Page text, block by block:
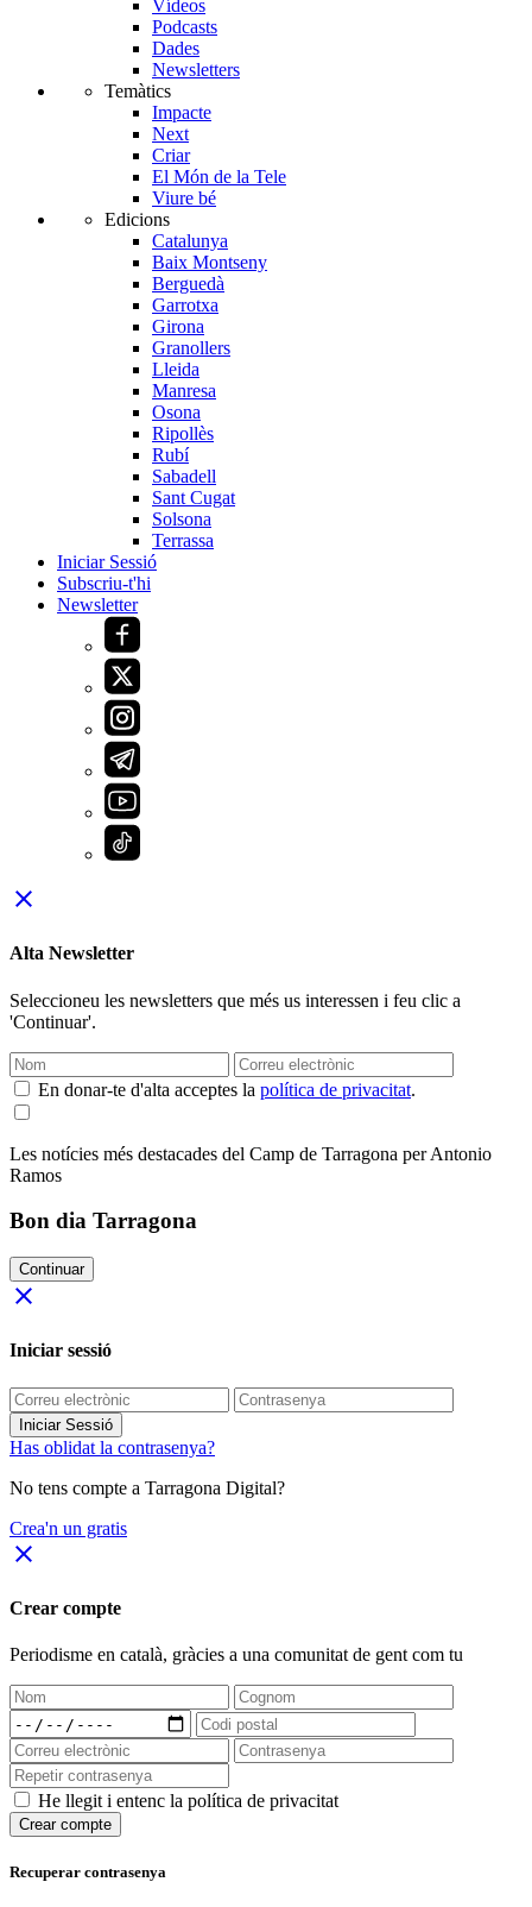
Vídeos
Podcasts
Dades
Newsletters
Temàtics
Impacte
Next
Criar
El Món de la Tele
Viure bé
Edicions
Catalunya
Baix Montseny
Berguedà
Garrotxa
Girona
Granollers
Lleida
Manresa
Osona
Ripollès
Rubí
Sabadell
Sant Cugat
Solsona
Terrassa
Iniciar Sessió
Subscriu-t'hi
Newsletter
close
Alta Newsletter
Seleccioneu les newsletters que més us interessen i feu clic a
'Continuar'.
En donar-te d'alta acceptes la política de privacitat.
Les notícies més destacades del Camp de Tarragona per Antonio
Ramos
Bon dia Tarragona
Continuar
close
Iniciar sessió
Iniciar Sessió
Has oblidat la contrasenya?
No tens compte a Tarragona Digital?
Crea'n un gratis
close
Crear compte
Periodisme en català, gràcies a una comunitat de gent com tu
He llegit i entenc la política de privacitat
Crear compte
Recuperar contrasenya